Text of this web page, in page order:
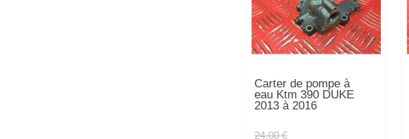
Carter de pompe à
eau Ktm 390 DUKE
2013 à 2016
24,00 €